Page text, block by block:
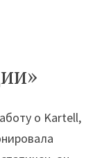
о Kartell,